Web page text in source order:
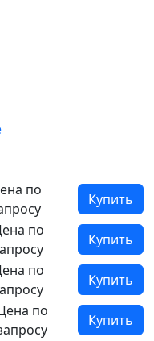
по
Купить
по
Купить
по
Купить
по
Купить